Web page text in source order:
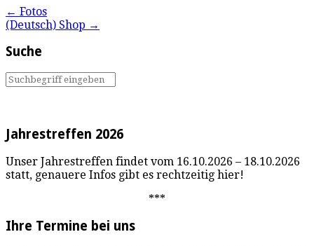
← Fotos
(Deutsch) Shop →
Suche
Jahrestreffen 2026
Unser Jahrestreffen findet vom 16.10.2026 – 18.10.2026
statt, genauere Infos gibt es rechtzeitig hier!
***
Ihre Termine bei uns